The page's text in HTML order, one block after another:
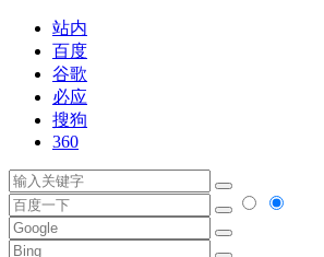
站内
百度
谷歌
必应
搜狗
360